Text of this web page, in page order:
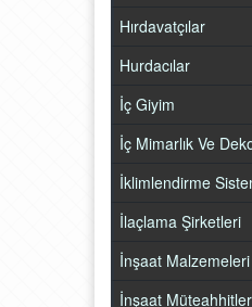
Hırdavatçılar
Hurdacılar
İç Giyim
İç Mimarlık Ve
İklimlendirme
İlaçlama Şirketleri
İnşaat Malzemeleri
İnşaat